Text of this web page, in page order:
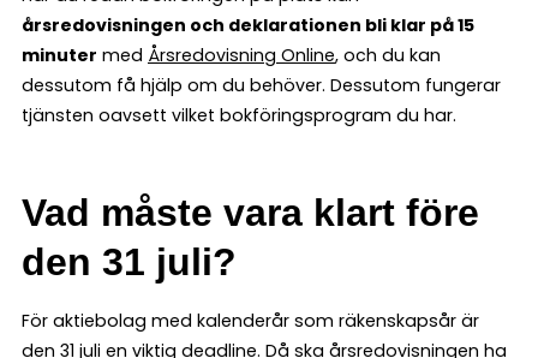
årsredovisningen och deklarationen bli klar på 15
minuter med Årsredovisning Online, och du kan
dessutom få hjälp om du behöver. Dessutom fungerar
tjänsten oavsett vilket bokföringsprogram du har.
Vad måste vara klart före
den 31 juli?
För aktiebolag med kalenderår som räkenskapsår är
den 31 juli en viktig deadline. Då ska årsredovisningen ha